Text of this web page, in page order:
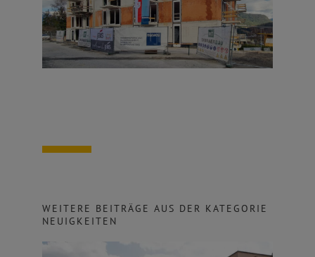
WEITERE BEITRÄGE AUS DER KATEGORIE
NEUIGKEITEN